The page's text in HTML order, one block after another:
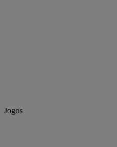
Jogos